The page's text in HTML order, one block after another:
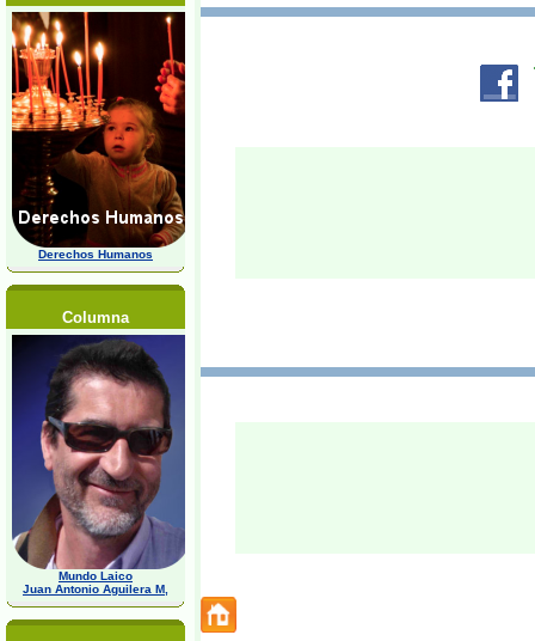
Derechos Humanos
Columna
Mundo Laico
Juan Antonio Aguilera M,